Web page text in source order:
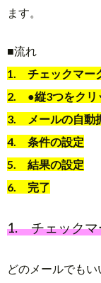
ます。
■流れ
1. チェックマー
2. ●縦3つをクリ
3. メールの自動
4. 条件の設定
5. 結果の設定
6. 完了
1. チェックマ
どのメールでも